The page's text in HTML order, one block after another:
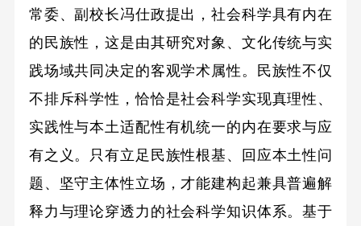
常委、副校长冯仕政提出，社会科学具有内在
的民族性，这是由其研究对象、文化传统与实
践场域共同决定的客观学术属性。民族性不仅
不排斥科学性，恰恰是社会科学实现真理性、
实践性与本土适配性有机统一的内在要求与应
有之义。只有立足民族性根基、回应本土性问
题、坚守主体性立场，才能建构起兼具普遍解
释力与理论穿透力的社会科学知识体系。基于